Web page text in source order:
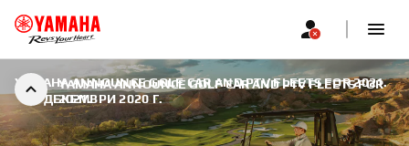
YAMAHA ANNOUNCE GOLF CAR AND PTV FLEETS FOR
2021.
YAMAHA ANNOUNCE GOLF CAR AND PTV FLEETS FOR 2021.
9 ДЕКЕМВРИ 2020 Г.